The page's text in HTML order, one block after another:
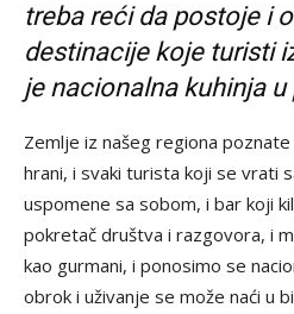
treba reći da postoje i
destinacije koje turisti
je nacionalna kuhinja u
Zemlje iz našeg regiona
hrani, i svaki turista koji se vrati
uspomene sa sobom, i bar koji
pokretač društva i razgovora, i
kao gurmani, i ponosimo se
obrok i uživanje se može naći u